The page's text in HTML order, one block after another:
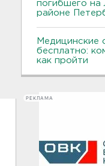
погибшего на
районе
Медицинские
бесплатно:
как пройти
РЕКЛАМА